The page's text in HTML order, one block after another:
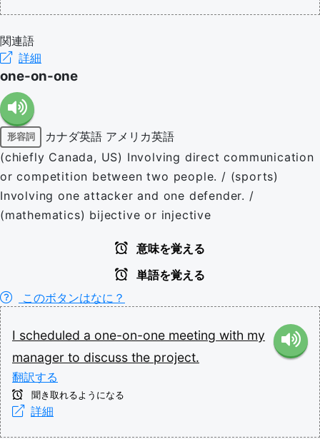
関連語
詳細
one-on-one
形容詞 カナダ英語 アメリカ英語
(chiefly Canada, US) Involving direct communication
or competition between two people. / (sports)
Involving one attacker and one defender. /
(mathematics) bijective or injective
意味を覚える
単語を覚える
このボタンはなに？
I scheduled a one-on-one meeting with my
manager to discuss the project.
翻訳する
聞き取れるようになる
詳細